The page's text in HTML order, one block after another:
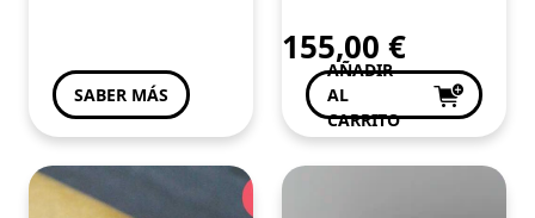
SABER MÁS
155,00 €
AÑADIR
AL
CARRITO